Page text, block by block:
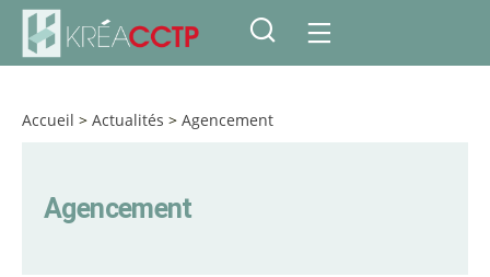
Accueil > Actualités > Agencement
Agencement